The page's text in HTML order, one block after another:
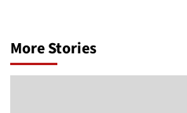
More Stories